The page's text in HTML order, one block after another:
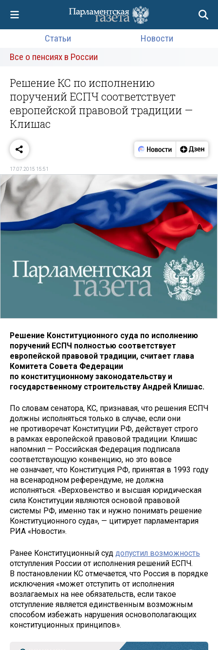
Статьи
Новости
Все о пенсиях в России
Решение КС по исполнению
поручений ЕСПЧ соответствует
европейской правовой традиции —
Клишас
17.07.2015 15:51
Решение Конституционного суда по исполнению
поручений ЕСПЧ полностью соответствует
европейской правовой традиции, считает глава
Комитета Совета Федерации
по конституционному законодательству и
государственному строительству Андрей Клишас.
По словам сенатора, КС, признавая, что решения ЕСПЧ
должны исполняться только в случае, если они
не противоречат Конституции РФ, действует строго
в рамках европейской правовой традиции. Клишас
напомнил — Российская Федерация подписала
соответствующую конвенцию, но это вовсе
не означает, что Конституция РФ, принятая в 1993 году
на всенародном референдуме, не должна
исполняться. «Верховенство и высшая юридическая
сила Конституции являются основой правовой
системы РФ, именно так и нужно понимать решение
Конституционного суда», — цитирует парламентария
РИА «Новости».
Ранее Конституционный суд допустил возможность
отступления России от исполнения решений ЕСПЧ.
В постановлении КС отмечается, что Россия в порядке
исключения «может отступить от исполнения
возлагаемых на нее обязательств, если такое
отступление является единственным возможным
способом избежать нарушения основополагающих
конституционных принципов».